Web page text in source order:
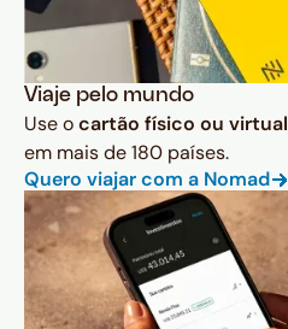
Viaje pelo mundo
Use ocartão físico ou virtual
em mais de 180 países.
Quero viajar com a Nomad